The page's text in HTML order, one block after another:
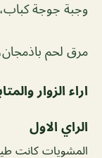
وجبة جوجة كباب،
مرق لحم
اراء الزوار
الراي الاول
المشويات كانت